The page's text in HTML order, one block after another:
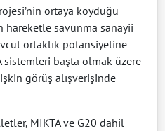
ortaya koyduğu
hareketle savunma sanayii
ortaklık potansiyeline
sistemleri başta olmak üzere
görüş alışverişinde
MIKTA ve G20 dahil